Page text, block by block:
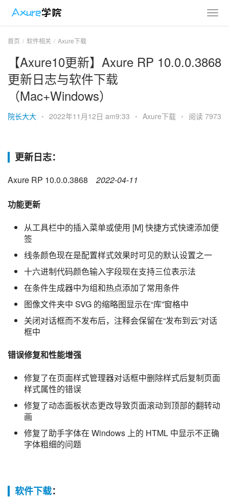
首页 软件相关 Axure下载
【Axure10更新】Axure RP 10.0.0.3868
更新日志与软件下载
（Mac+Windows）
院长大大 • 2022年11月12日 am9:33 • Axure下载 • 阅读 7973
更新日志：
Axure RP 10.0.0.3868 2022-04-11
功能更新
从工具栏中的插入菜单或使用 [M] 快捷方式快速添加便
签
线条颜色现在是配置样式效果时可见的默认设置之一
十六进制代码颜色输入字段现在支持三位表示法
在条件生成器中为组和热点添加了常用条件
图像文件夹中 SVG 的缩略图显示在“库”窗格中
关闭对话框而不发布后，注释会保留在“发布到云”对话
框中
错误修复和性能增强
修复了在页面样式管理器对话框中删除样式后复制页面
样式属性的错误
修复了动态面板状态更改导致页面滚动到顶部的翻转动
画
修复了助手字体在 Windows 上的 HTML 中显示不正确
字体粗细的问题
软件下载：